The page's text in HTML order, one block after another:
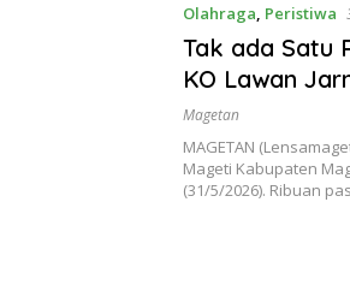
Olahraga, Peristiwa
Tak ada Satu
KO Lawan
Jotosh GOR Ki
Magetan
MAGETAN
Mageti Kabupaten
(31/5/2026). Ribuan